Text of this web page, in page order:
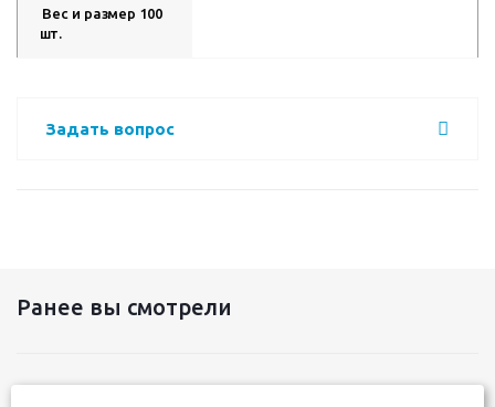
Вес и размер 100
шт.
Задать вопрос
Ранее вы смотрели